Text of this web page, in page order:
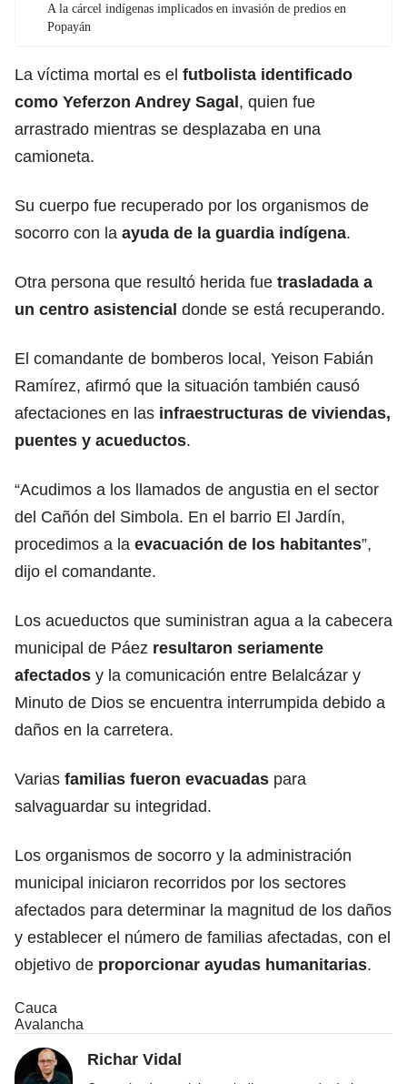
A la cárcel indígenas implicados en invasión de predios en
Popayán
La víctima mortal es el futbolista identificado
como Yeferzon Andrey Sagal, quien fue
arrastrado mientras se desplazaba en una
camioneta.
Su cuerpo fue recuperado por los organismos de
socorro con la ayuda de la guardia indígena.
Otra persona que resultó herida fue trasladada a
un centro asistencial donde se está recuperando.
El comandante de bomberos local, Yeison Fabián
Ramírez, afirmó que la situación también causó
afectaciones en las infraestructuras de viviendas,
puentes y acueductos.
“Acudimos a los llamados de angustia en el sector
del Cañón del Simbola. En el barrio El Jardín,
procedimos a la evacuación de los habitantes”,
dijo el comandante.
Los acueductos que suministran agua a la cabecera
municipal de Páez resultaron seriamente
afectados y la comunicación entre Belalcázar y
Minuto de Dios se encuentra interrumpida debido a
daños en la carretera.
Varias familias fueron evacuadas para
salvaguardar su integridad.
Los organismos de socorro y la administración
municipal iniciaron recorridos por los sectores
afectados para determinar la magnitud de los daños
y establecer el número de familias afectadas, con el
objetivo de proporcionar ayudas humanitarias.
Cauca
Avalancha
Richar Vidal